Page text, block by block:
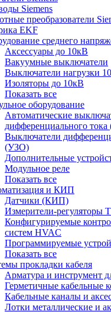
Siemens
преобразователи
EKF
среднего
Аксессуары до 10кВ
Вакуумные выключатели
Выключатели нагрузки
Изоляторы до 10кВ
Показать все
оборудование
Автоматические
дифференциального
Выключатели
(УЗО)
Дополнительные
Модульное реле
Показать все
и КИП
Датчики (КИП)
Измерители-регуляторы
Конфигурируемые
систем HVAC
Программируемые
Показать все
прокладки кабеля
Арматура и инструмент
Герметичные кабельные
Кабельные каналы и
Лотки металлические и